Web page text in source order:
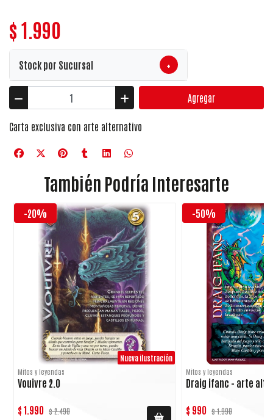
$ 1.990
Stock por Sucursal +
Agregar
Carta exclusiva con arte alternativo
También Podría Interesarte
-20%
Nueva ilustración
Mitos y leyendas
Vouivre 2.0
$ 1.990 $ 2.490
-50%
Mitos y leyendas
Draig ifanc - arte
$ 990 $ 1.990